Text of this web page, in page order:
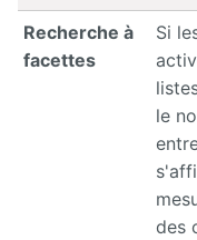
Recherche à
facettes
Si
le
des